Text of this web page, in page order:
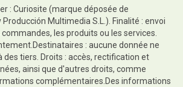
: Curiosite (marque déposée de
Multimedia S.L.). Finalité : envoi
les produits ou les services.
: aucune donnée ne
tiers. Droits : accès, rectification et
ainsi que d'autres droits, comme
complémentaires.Des informations